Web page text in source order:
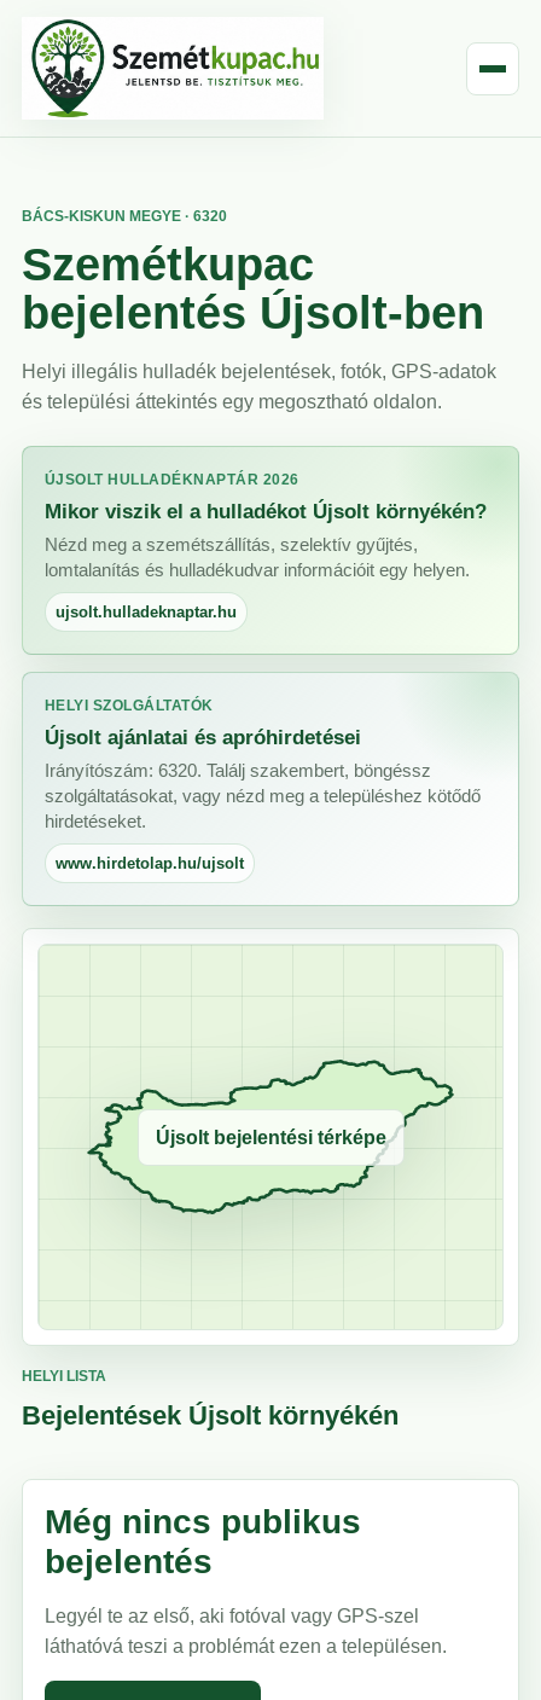
BÁCS-KISKUN MEGYE · 6320
Szemétkupac
bejelentés Újsolt-ben
Helyi illegális hulladék bejelentések, fotók, GPS-adatok
és települési áttekintés egy megosztható oldalon.
ÚJSOLT HULLADÉKNAPTÁR 2026
Mikor viszik el a hulladékot Újsolt környékén?
Nézd meg a szemétszállítás, szelektív gyűjtés,
lomtalanítás és hulladékudvar információit egy helyen.
ujsolt.hulladeknaptar.hu
HELYI SZOLGÁLTATÓK
Újsolt ajánlatai és apróhirdetései
Irányítószám: 6320. Találj szakembert, böngéssz
szolgáltatásokat, vagy nézd meg a településhez kötődő
hirdetéseket.
www.hirdetolap.hu/ujsolt
Újsolt bejelentési térképe
HELYI LISTA
Bejelentések Újsolt környékén
Még nincs publikus
bejelentés
Legyél te az első, aki fotóval vagy GPS-szel
láthatóvá teszi a problémát ezen a településen.